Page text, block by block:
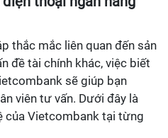
thắc mắc liên quan đến sản
đề tài chính khác, việc biết
sẽ giúp bạn
viên tư vấn. Dưới đây là
của Vietcombank tại từng